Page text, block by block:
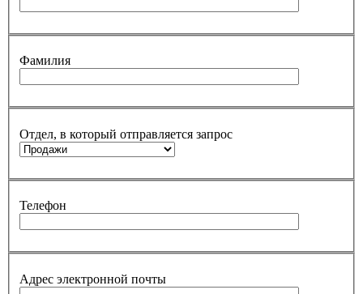
Фамилия
Отдел, в который отправляется запрос
Телефон
Адрес электронной почты